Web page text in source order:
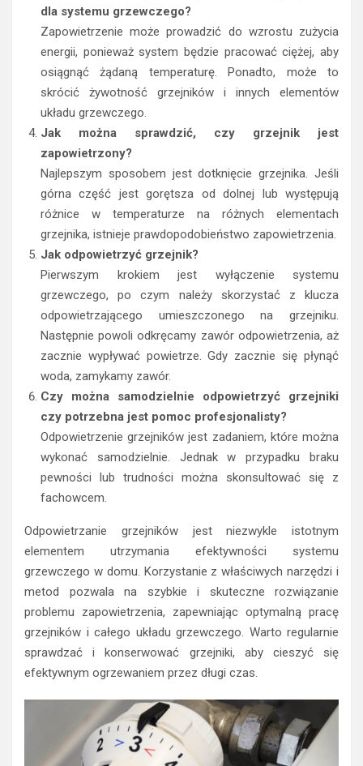
dla systemu grzewczego?
Zapowietrzenie może prowadzić do wzrostu zużycia
energii, ponieważ system będzie pracować ciężej, aby
osiągnąć żądaną temperaturę. Ponadto, może to
skrócić żywotność grzejników i innych elementów
układu grzewczego.
Jak można sprawdzić, czy grzejnik jest
zapowietrzony?
Najlepszym sposobem jest dotknięcie grzejnika. Jeśli
górna część jest gorętsza od dolnej lub występują
różnice w temperaturze na różnych elementach
grzejnika, istnieje prawdopodobieństwo zapowietrzenia.
Jak odpowietrzyć grzejnik?
Pierwszym krokiem jest wyłączenie systemu
grzewczego, po czym należy skorzystać z klucza
odpowietrzającego umieszczonego na grzejniku.
Następnie powoli odkręcamy zawór odpowietrzenia, aż
zacznie wypływać powietrze. Gdy zacznie się płynąć
woda, zamykamy zawór.
Czy można samodzielnie odpowietrzyć grzejniki
czy potrzebna jest pomoc profesjonalisty?
Odpowietrzenie grzejników jest zadaniem, które można
wykonać samodzielnie. Jednak w przypadku braku
pewności lub trudności można skonsultować się z
fachowcem.
Odpowietrzanie grzejników jest niezwykle istotnym
elementem utrzymania efektywności systemu
grzewczego w domu. Korzystanie z właściwych narzędzi i
metod pozwala na szybkie i skuteczne rozwiązanie
problemu zapowietrzenia, zapewniając optymalną pracę
grzejników i całego układu grzewczego. Warto regularnie
sprawdzać i konserwować grzejniki, aby cieszyć się
efektywnym ogrzewaniem przez długi czas.